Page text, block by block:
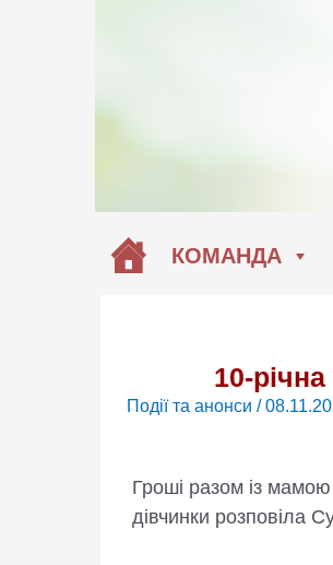
КОМАНДА
10-
Події та анонси /
Гроші разом із
дівчинки розповіла